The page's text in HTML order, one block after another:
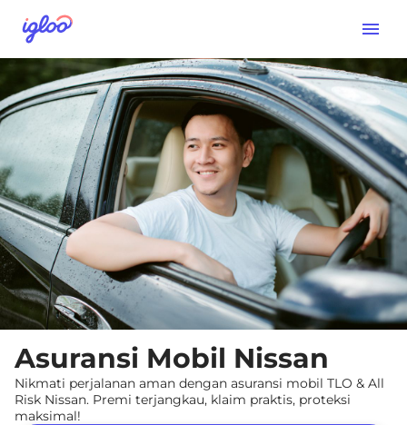
Asuransi Mobil Nissan
Nikmati perjalanan aman dengan asuransi mobil TLO & All
Risk Nissan. Premi terjangkau, klaim praktis, proteksi
maksimal!